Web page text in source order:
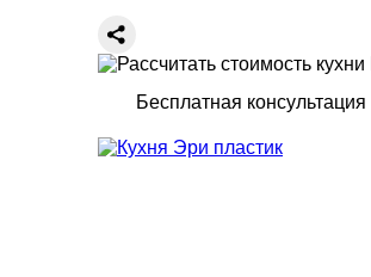
Бесплатная консультация